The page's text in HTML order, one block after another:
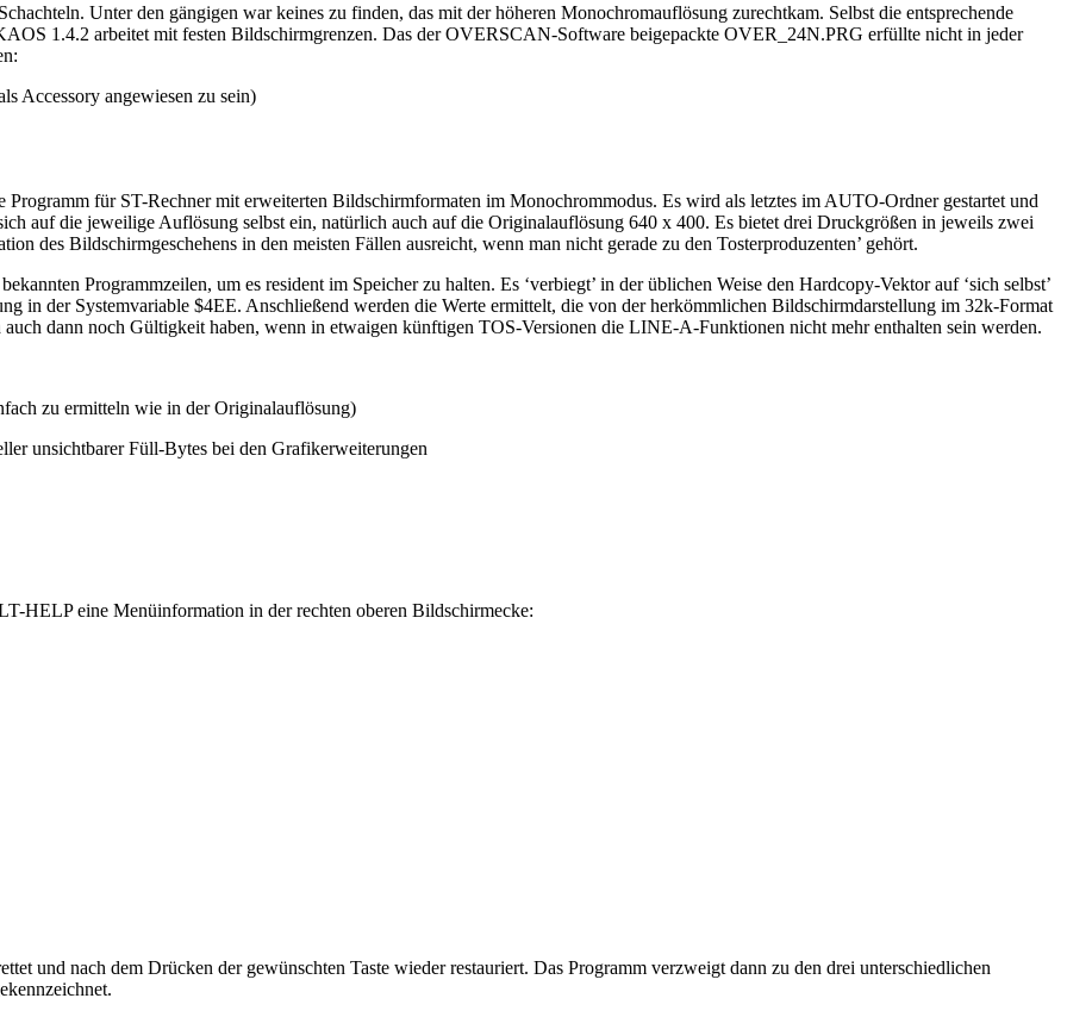
Unter den gängigen war keines zu finden, das mit der höheren Monochromauflösung zurechtkam. Selbst die entsprechende
1.4.2 arbeitet mit festen Bildschirmgrenzen. Das der OVERSCAN-Software beigepackte OVER_24N.PRG erfüllte nicht in jeder
Accessory angewiesen zu sein)
Programm für ST-Rechner mit erweiterten Bildschirmformaten im Monochrommodus. Es wird als letztes im AUTO-Ordner gestartet und
auf die jeweilige Auflösung selbst ein, natürlich auch auf die Originalauflösung 640 x 400. Es bietet drei Druckgrößen in jeweils zwei
des Bildschirmgeschehens in den meisten Fällen ausreicht, wenn man nicht gerade zu den Tosterproduzenten’ gehört.
Programmzeilen, um es resident im Speicher zu halten. Es ‘verbiegt’ in der üblichen Weise den Hardcopy-Vektor auf ‘sich selbst’
in der Systemvariable $4EE. Anschließend werden die Werte ermittelt, die von der herkömmlichen Bildschirmdarstellung im 32k-Format
dann noch Gültigkeit haben, wenn in etwaigen künftigen TOS-Versionen die LINE-A-Funktionen nicht mehr enthalten sein werden.
zu ermitteln wie in der Originalauflösung)
unsichtbarer Füll-Bytes bei den Grafikerweiterungen
HELP eine Menüinformation in der rechten oberen Bildschirmecke:
und nach dem Drücken der gewünschten Taste wieder restauriert. Das Programm verzweigt dann zu den drei unterschiedlichen